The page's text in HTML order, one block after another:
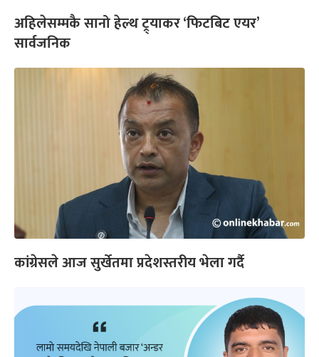
अहिलेसम्मकै सानो हेल्थ ट्र्याकर ‘फिटबिट एयर’
सार्वजनिक
कांग्रेसले आज सुर्खेतमा प्रदेशस्तरीय भेला गर्दै